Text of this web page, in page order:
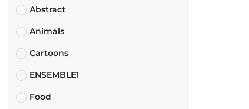
Abstract
Animals
Cartoons
ENSEMBLE1
Food